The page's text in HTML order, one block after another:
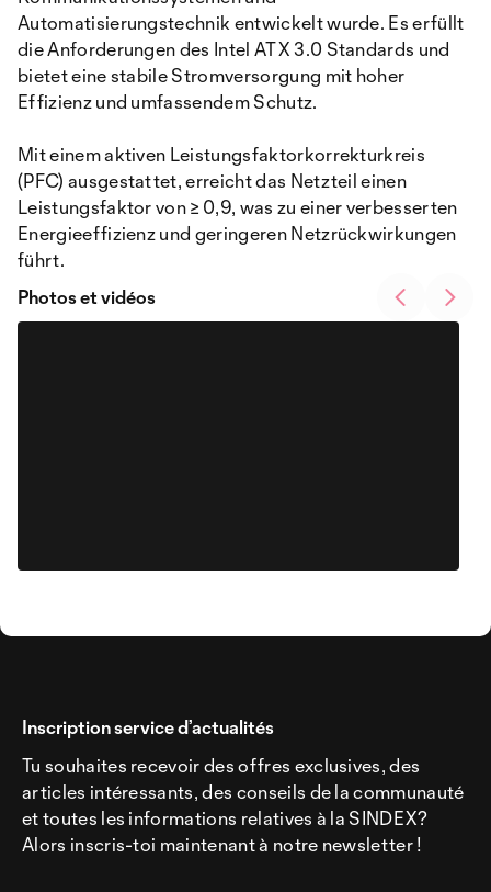
Automatisierungstechnik entwickelt wurde. Es erfüllt
die Anforderungen des Intel ATX 3.0 Standards und
bietet eine stabile Stromversorgung mit hoher
Effizienz und umfassendem Schutz.
Mit einem aktiven Leistungsfaktorkorrekturkreis
(PFC) ausgestattet, erreicht das Netzteil einen
Leistungsfaktor von ≥ 0,9, was zu einer verbesserten
Energieeffizienz und geringeren Netzrückwirkungen
führt.
Photos et vidéos
Inscription service d’actualités
Tu souhaites recevoir des offres exclusives, des
articles intéressants, des conseils de la communauté
et toutes les informations relatives à la SINDEX?
Alors inscris-toi maintenant à notre newsletter !